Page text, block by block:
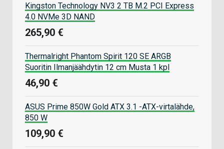
Kingston Technology NV3 2 TB M.2 PCI Express
4.0 NVMe 3D NAND
265,90 €
Thermalright Phantom Spirit 120 SE ARGB
Suoritin Ilmanjäähdytin 12 cm Musta 1 kpl
46,90 €
ASUS Prime 850W Gold ATX 3.1 -ATX-virtalähde,
850 W
109,90 €